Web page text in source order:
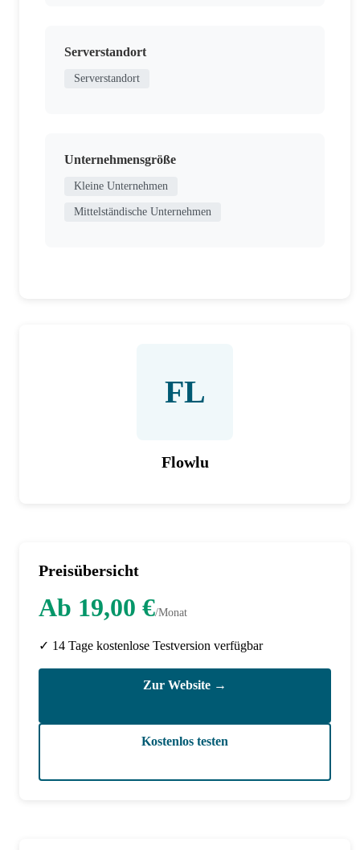
Serverstandort
Serverstandort
Unternehmensgröße
Kleine Unternehmen
Mittelständische Unternehmen
FL
Flowlu
Preisübersicht
Ab 19,00 €/Monat
✓ 14 Tage kostenlose Testversion verfügbar
Zur Website →
Kostenlos testen